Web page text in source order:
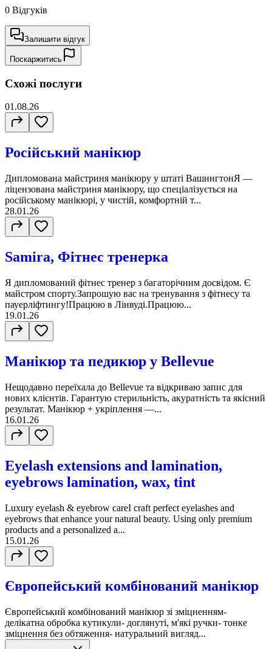
0 Відгуків
Залишити відгук
Поскаржитись
Схожі послуги
01.08.26
Російський манікюр
Дипломована майстриня манікюру у штаті ВашингтонЯ —
ліцензована майстриня манікюру, що спеціалізується на
російському манікюрі, у чистій, комфортній т...
28.01.26
Samira, Фітнес тренерка
Я дипломований фітнес тренер з багаторічним досвідом. Є
майстром спорту.Запрошую вас на тренування з фітнесу та
пауерліфтингу!Працюю в Лінвуді.Працюю...
19.01.26
Манікюр та педикюр у Bellevue
Нещодавно переїхала до Bellevue та відкриваю запис для
нових клієнтів. Гарантую стерильність, акуратність та якісний
результат. Манікюр + укріплення —...
16.01.26
Eyelash extensions and lamination,
eyebrows lamination, wax, tint
Luxury eyelash & eyebrow careI craft perfect eyelashes and
eyebrows that enhance your natural beauty. Using only premium
products and a personalized a...
15.01.26
Європейський комбінований манікюр
Європейський комбінований манікюр зі зміцненням-
делікатна обробка кутикули- доглянуті, м'які ручки- тонке
зміцнення без обтяження- натуральний вигляд...